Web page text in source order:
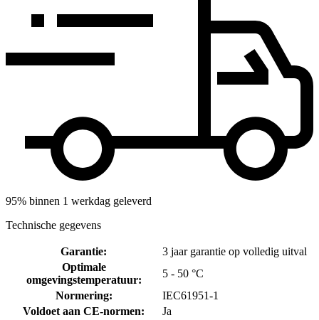
95% binnen 1 werkdag geleverd
Technische gegevens
Garantie:
3 jaar garantie op volledig uitval
Optimale
omgevingstemperatuur:
5 - 50 °C
Normering:
IEC61951-1
Voldoet aan CE-normen:
Ja